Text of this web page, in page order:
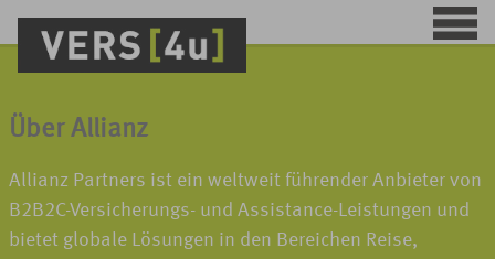
Über Allianz
Allianz Partners ist ein weltweit führender Anbieter von
B2B2C-Versicherungs- und Assistance-Leistungen und
bietet globale Lösungen in den Bereichen Reise,